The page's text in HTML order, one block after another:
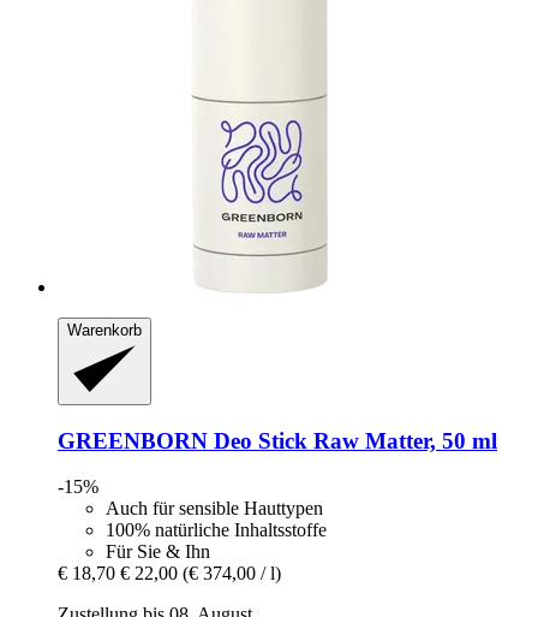
Warenkorb
GREENBORN Deo Stick Raw Matter, 50 ml
-15%
Auch für sensible Hauttypen
100% natürliche Inhaltsstoffe
Für Sie & Ihn
€ 18,70 € 22,00 (€ 374,00 / l)